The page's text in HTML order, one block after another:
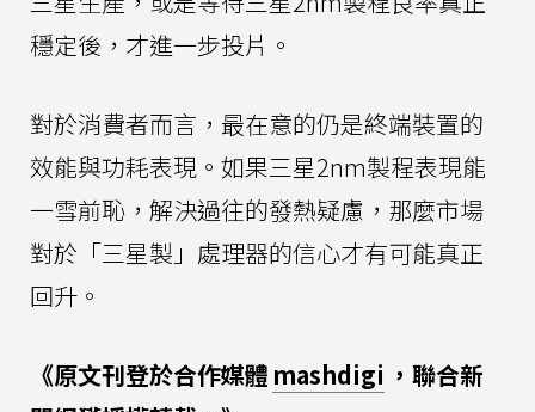
穩定後，才進一步投片。
對於消費者而言，最在意的仍是終端裝置的
效能與功耗表現。如果三星2nm製程表現能
一雪前恥，解決過往的發熱疑慮，那麼市場
對於「三星製」處理器的信心才有可能真正
回升。
《原文刊登於合作媒體 mashdigi ，聯合新